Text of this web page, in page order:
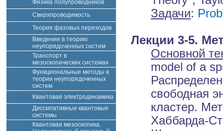
Физика полупроводников
Сверхпроводимость
Теория фазовых переходов
Введение в теорию
неупорядоченных систем
Транспорт в
мезоскопических системах
Функциональные методы в
теории неупорядоченных
систем
Квантовая электродинамика
Диссипативные квантовые
системы
Квантовая мезоскопика.
Задачи:
Лекции 3-5.
Основной
model of a
свободная
кластер.
Хаббарда-